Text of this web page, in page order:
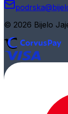
© 2026 Bijelo